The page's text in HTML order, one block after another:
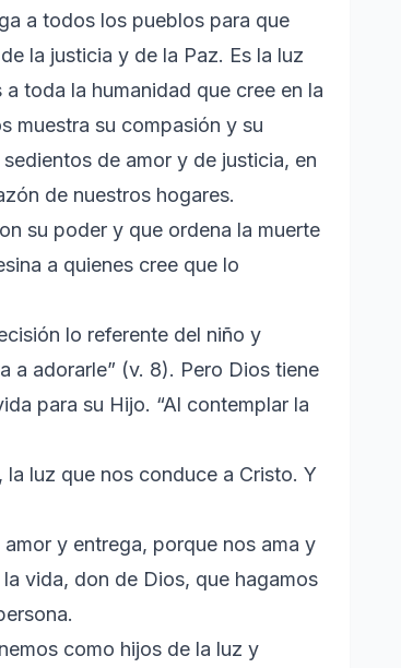
a todos los pueblos para que
la justicia y de la Paz. Es la luz
toda la humanidad que cree en la
muestra su compasión y su
de amor y de justicia, en
de nuestros hogares.
su poder y que ordena la muerte
a quienes cree que lo
lo referente del niño y
a adorarle” (v. 8). Pero Dios tiene
para su Hijo. “Al contemplar la
luz que nos conduce a Cristo. Y
y entrega, porque nos ama y
vida, don de Dios, que hagamos
como hijos de la luz y